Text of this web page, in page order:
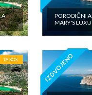
A
PORODIČNI
MARY'S
TASOS IZDVOJENO